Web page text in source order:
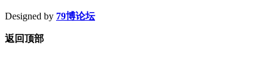
Designed by 79博论坛
返回顶部